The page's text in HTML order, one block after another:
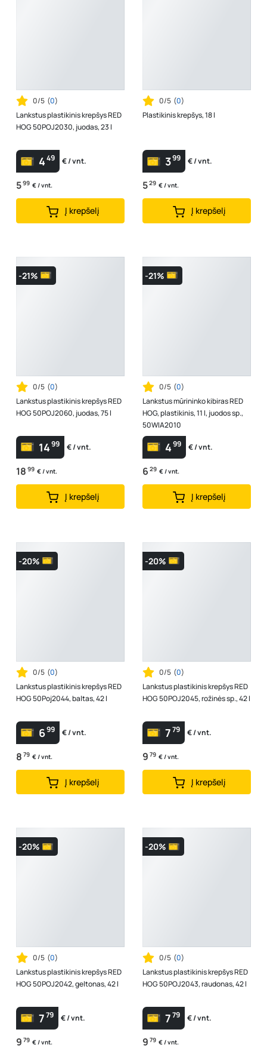
0/5 (0)
Lankstus plastikinis krepšys RED
HOG 50POJ2030, juodas, 23 l
449 € / vnt.
599 € / vnt.
Į krepšelį
0/5 (0)
Plastikinis krepšys, 18 l
399 € / vnt.
529 € / vnt.
Į krepšelį
-21%
0/5 (0)
Lankstus plastikinis krepšys RED
HOG 50POJ2060, juodas, 75 l
1499 € / vnt.
18 99 € / vnt.
Į krepšelį
-21%
0/5 (0)
Lankstus mūrininko kibiras RED
HOG, plastikinis, 11 l, juodos sp.,
50WIA2010
499 € / vnt.
6 29 € / vnt.
Į krepšelį
-20%
0/5 (0)
Lankstus plastikinis krepšys RED
HOG 50Poj2044, baltas, 42 l
699 € / vnt.
8 79 € / vnt.
Į krepšelį
-20%
0/5 (0)
Lankstus plastikinis krepšys RED
HOG 50POJ2045, rožinės sp., 42 l
779 € / vnt.
9 79 € / vnt.
Į krepšelį
-20%
0/5 (0)
Lankstus plastikinis krepšys RED
HOG 50POJ2042, geltonas, 42 l
779 € / vnt.
9 79 € / vnt.
-20%
0/5 (0)
Lankstus plastikinis krepšys RED
HOG 50POJ2043, raudonas, 42 l
779 € / vnt.
9 79 € / vnt.